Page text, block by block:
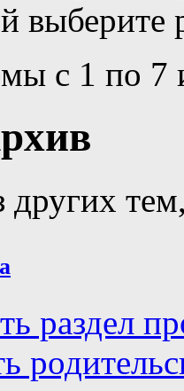
выберите
с 1 по 7
раздел